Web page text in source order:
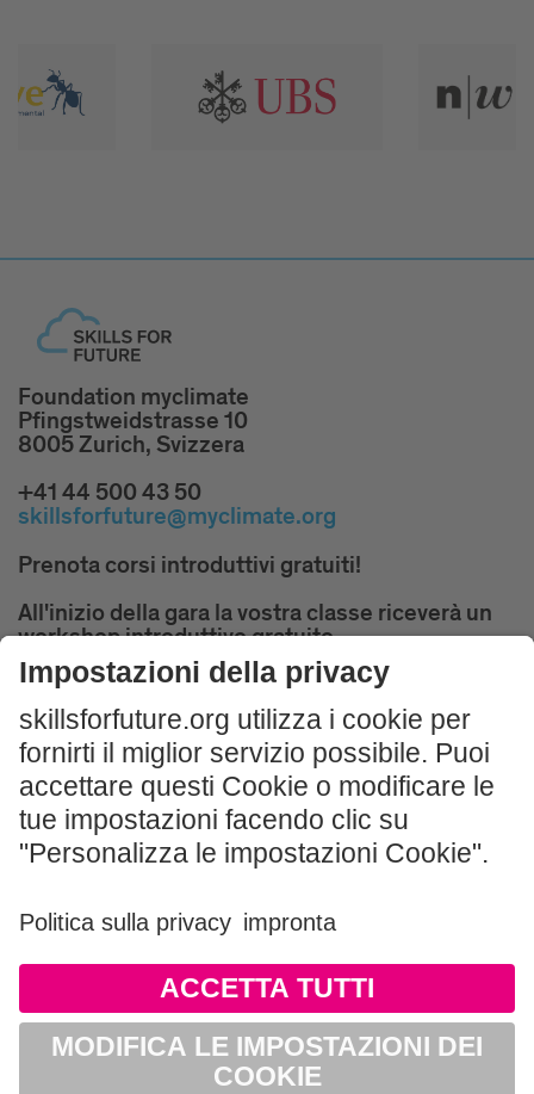
Foundation myclimate
Pfingstweidstrasse 10
8005 Zurich, Svizzera
+41 44 500 43 50
skillsforfuture@myclimate.org
Prenota corsi introduttivi gratuiti!
All'inizio della gara la vostra classe riceverà un
workshop introduttivo gratuito.
Impressum und Nutzungshinweis
AGB
Datenschutz
Sitemap